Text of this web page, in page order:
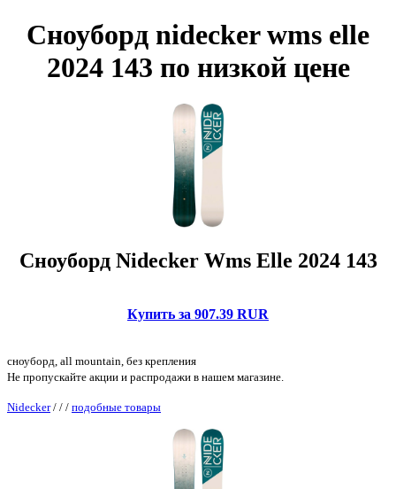
Сноуборд nidecker wms elle
2024 143 по низкой цене
Сноуборд Nidecker Wms Elle 2024 143
Купить за 907.39 RUR
сноуборд, all mountain, без крепления
Не пропускайте акции и распродажи в нашем магазине.
Nidecker/ / / подобные товары